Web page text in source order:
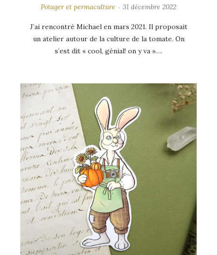
Potager et permaculture 31 décembre 2022
J’ai rencontré Michael en mars 2021. Il proposait
un atelier autour de la culture de la tomate. On
s’est dit « cool, génial! on y va »….